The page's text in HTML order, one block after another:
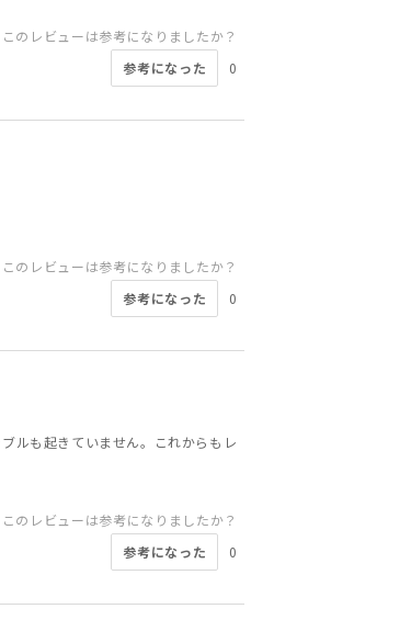
このレビューは参考になりましたか？
参考になった
0
このレビューは参考になりましたか？
参考になった
0
ルも起きていません。これからもレ
このレビューは参考になりましたか？
参考になった
0